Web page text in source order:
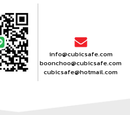
info@cubicsafe.com
boonchoo@cubicsafe.com
cubicsafe@hotmail.com